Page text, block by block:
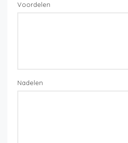
Voordelen
Nadelen